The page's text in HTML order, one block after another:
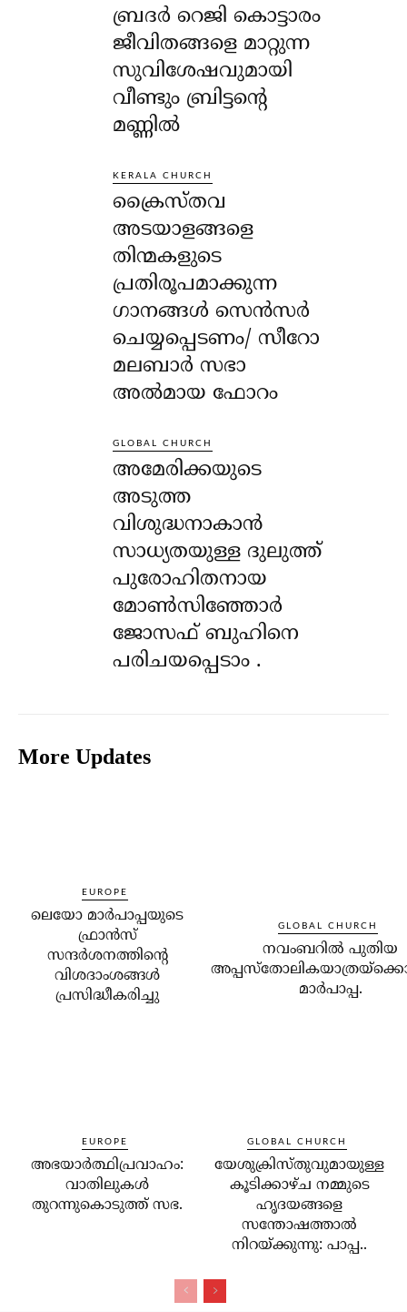
ബ്രദർ റെജി കൊട്ടാരം
ജീവിതങ്ങളെ മാറ്റുന്ന
സുവിശേഷവുമായി
വീണ്ടും ബ്രിട്ടന്റെ
മണ്ണിൽ
KERALA CHURCH
ക്രൈസ്തവ
അടയാളങ്ങളെ
തിന്മകളുടെ
പ്രതിരൂപമാക്കുന്ന
ഗാനങ്ങൾ സെൻസർ
ചെയ്യപ്പെടണം/ സീറോ
മലബാർ സഭാ
അൽമായ ഫോറം
GLOBAL CHURCH
അമേരിക്കയുടെ
അടുത്ത
വിശുദ്ധനാകാൻ
സാധ്യതയുള്ള ദുലുത്ത്
പുരോഹിതനായ
മോൺസിഞ്ഞോർ
ജോസഫ് ബുഹിനെ
പരിചയപ്പെടാം .
More Updates
EUROPE
ലെയോ മാര്‍പാപ്പയുടെ
ഫ്രാന്‍സ്
സന്ദര്‍ശനത്തിന്റെ
വിശദാംശങ്ങള്‍
പ്രസിദ്ധീകരിച്ചു
GLOBAL CHURCH
നവംബറില്‍ പുതിയ
മാര്‍പാപ്പ.
EUROPE
അഭയാര്‍ത്ഥിപ്രവാഹം:
വാതിലുകള്‍
തുറന്നുകൊടുത്ത് സഭ.
GLOBAL CHURCH
യേശുക്രിസ്തുവുമായുള്ള
കൂടിക്കാഴ്ച നമ്മുടെ
ഹൃദയങ്ങളെ
സന്തോഷത്താല്‍
നിറയ്ക്കുന്നു: പാപ്പ..